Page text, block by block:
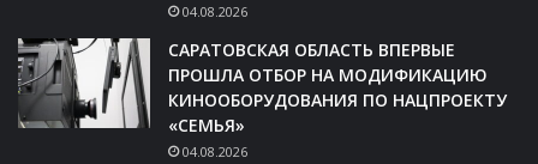
04.08.2026
САРАТОВСКАЯ ОБЛАСТЬ ВПЕРВЫЕ
ПРОШЛА ОТБОР НА МОДИФИКАЦИЮ
КИНООБОРУДОВАНИЯ ПО НАЦПРОЕКТУ
«СЕМЬЯ»
04.08.2026